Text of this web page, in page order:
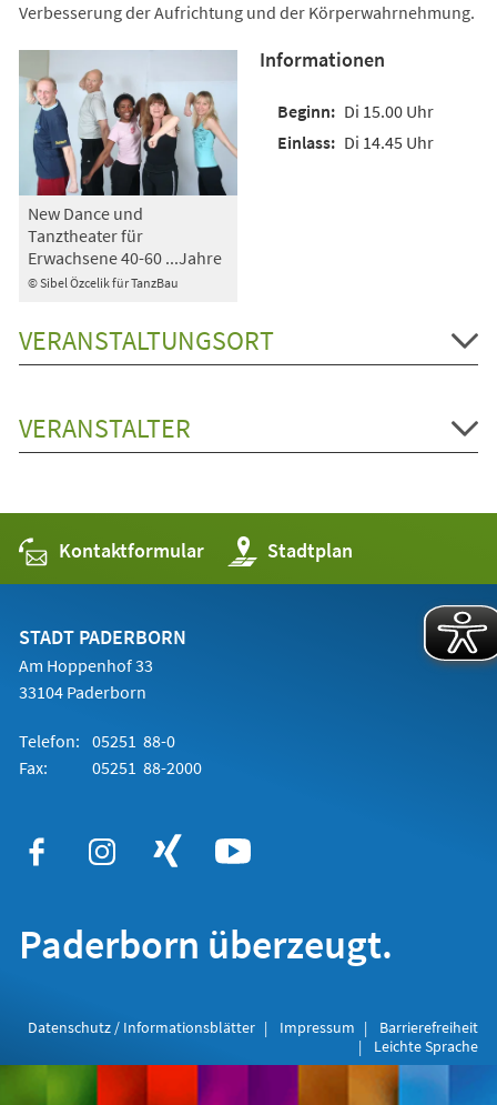
Verbesserung der Aufrichtung und der Körperwahrnehmung.
© Sibel Özcelik für TanzBau
New Dance und
Tanztheater für
Erwachsene 40-60 ...Jahre
Informationen
Di 15.00 Uhr
Di 14.45 Uhr
VERANSTALTUNGSORT
VERANSTALTER
Kontaktformular Stadtplan
(Öffnet
in
einem
STADT PADERBORN
Am Hoppenhof 33
33104 Paderborn
Telefon: 05251 88-0
Fax:
05251 88-2000
Paderborn überzeugt.
Datenschutz / Informationsblätter Impressum
Barrierefreiheit
Leichte Sprache